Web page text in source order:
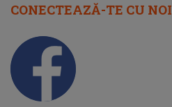
CONECTEAZĂ-TE CU NOI